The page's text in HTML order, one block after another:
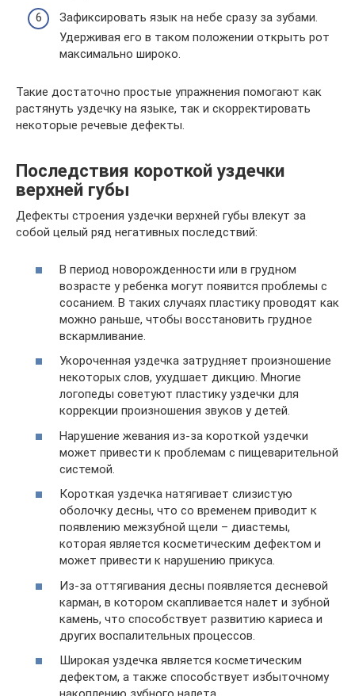
Зафиксировать язык на небе сразу за зубами.
Удерживая его в таком положении открыть рот
максимально широко.
Такие достаточно простые упражнения помогают как
растянуть уздечку на языке, так и скорректировать
некоторые речевые дефекты.
Последствия короткой уздечки
верхней губы
Дефекты строения уздечки верхней губы влекут за
собой целый ряд негативных последствий:
В период новорожденности или в грудном
возрасте у ребенка могут появится проблемы с
сосанием. В таких случаях пластику проводят как
можно раньше, чтобы восстановить грудное
вскармливание.
Укороченная уздечка затрудняет произношение
некоторых слов, ухудшает дикцию. Многие
логопеды советуют пластику уздечки для
коррекции произношения звуков у детей.
Нарушение жевания из-за короткой уздечки
может привести к проблемам с пищеварительной
системой.
Короткая уздечка натягивает слизистую
оболочку десны, что со временем приводит к
появлению межзубной щели – диастемы,
которая является косметическим дефектом и
может привести к нарушению прикуса.
Из-за оттягивания десны появляется десневой
карман, в котором скапливается налет и зубной
камень, что способствует развитию кариеса и
других воспалительных процессов.
Широкая уздечка является косметическим
дефектом, а также способствует избыточному